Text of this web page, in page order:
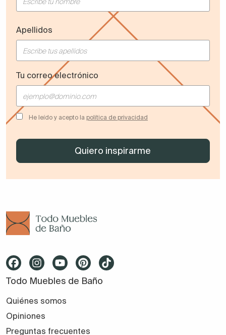
Apellidos
Tu correo electrónico
He leído y acepto la política de privacidad
Todo Muebles de Baño
Quiénes somos
Opiniones
Preguntas frecuentes